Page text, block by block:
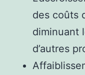
des coûts
diminuant
d’autres